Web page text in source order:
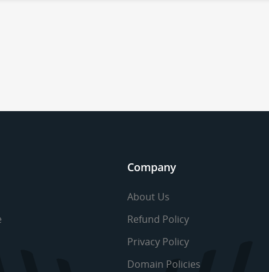
Company
About Us
Refund Policy
Privacy Policy
Domain Policies